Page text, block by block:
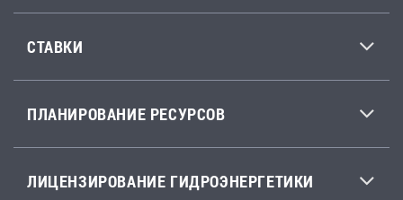
СТАВКИ
ПЛАНИРОВАНИЕ РЕСУРСОВ
ЛИЦЕНЗИРОВАНИЕ ГИДРОЭНЕРГЕТИКИ